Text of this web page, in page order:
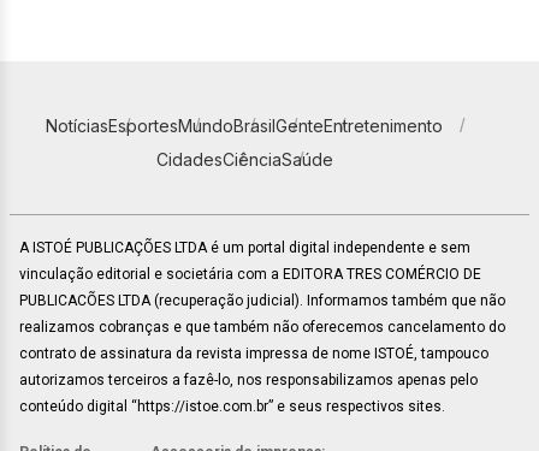
NotíciasEsportesMundoBrasilGenteEntretenimento
CidadesCiênciaSaúde
A ISTOÉ PUBLICAÇÕES LTDA é um portal digital independente e sem
vinculação editorial e societária com a EDITORA TRES COMÉRCIO DE
PUBLICACÕES LTDA (recuperação judicial). Informamos também que não
realizamos cobranças e que também não oferecemos cancelamento do
contrato de assinatura da revista impressa de nome ISTOÉ, tampouco
autorizamos terceiros a fazê-lo, nos responsabilizamos apenas pelo
conteúdo digital “https://istoe.com.br” e seus respectivos sites.